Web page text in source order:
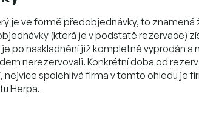
je ve formě předobjednávky, to znamená
(která je v podstatě rezervace)
po naskladnění již kompletně vyprodán a
nerezervovali. Konkrétní doba od
nejvíce spolehlivá firma v tomto ohledu je
Herpa.